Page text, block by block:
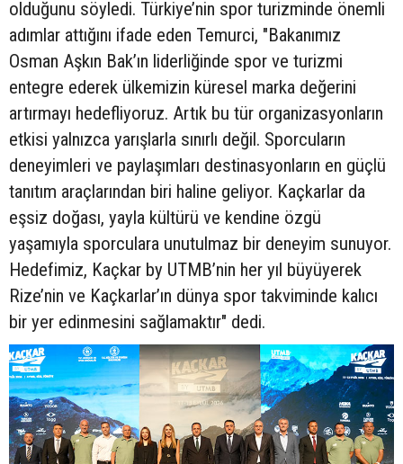
olduğunu söyledi. Türkiye’nin spor turizminde önemli
adımlar attığını ifade eden Temurci, "Bakanımız
Osman Aşkın Bak’ın liderliğinde spor ve turizmi
entegre ederek ülkemizin küresel marka değerini
artırmayı hedefliyoruz. Artık bu tür organizasyonların
etkisi yalnızca yarışlarla sınırlı değil. Sporcuların
deneyimleri ve paylaşımları destinasyonların en güçlü
tanıtım araçlarından biri haline geliyor. Kaçkarlar da
eşsiz doğası, yayla kültürü ve kendine özgü
yaşamıyla sporculara unutulmaz bir deneyim sunuyor.
Hedefimiz, Kaçkar by UTMB’nin her yıl büyüyerek
Rize’nin ve Kaçkarlar’ın dünya spor takviminde kalıcı
bir yer edinmesini sağlamaktır" dedi.